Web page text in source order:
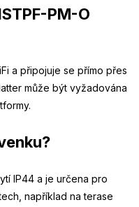
PM-O
a připojuje se přímo přes
může být vyžadována
IP44 a je určena pro
například na terase